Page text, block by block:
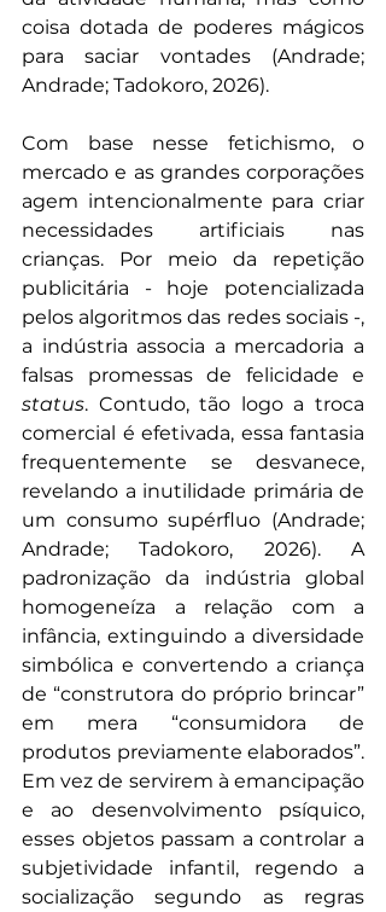
coisa dotada de poderes mágicos
para saciar vontades (Andrade;
Andrade; Tadokoro, 2026).
Com base nesse fetichismo, o
mercado e as grandes corporações
agem intencionalmente para criar
necessidades artificiais nas
crianças. Por meio da repetição
publicitária - hoje potencializada
pelos algoritmos das redes sociais -,
a indústria associa a mercadoria a
status. Contudo, tão logo a troca
comercial é efetivada, essa fantasia
frequentemente se desvanece,
revelando a inutilidade primária de
um consumo supérfluo (Andrade;
Andrade; Tadokoro, 2026). A
padronização da indústria global
homogeneíza a relação com a
infância, extinguindo a diversidade
simbólica e convertendo a criança
de “construtora do próprio brincar”
em mera “consumidora de
produtos previamente elaborados”.
Em vez de servirem à emancipação
e ao desenvolvimento psíquico,
esses objetos passam a controlar a
subjetividade infantil, regendo a
socialização segundo as regras